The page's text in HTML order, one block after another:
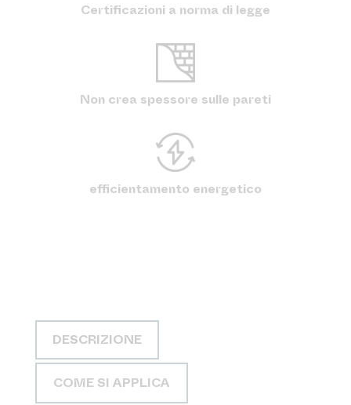
Certificazioni a norma di legge
Non crea spessore sulle pareti
efficientamento energetico
DESCRIZIONE
COME SI APPLICA